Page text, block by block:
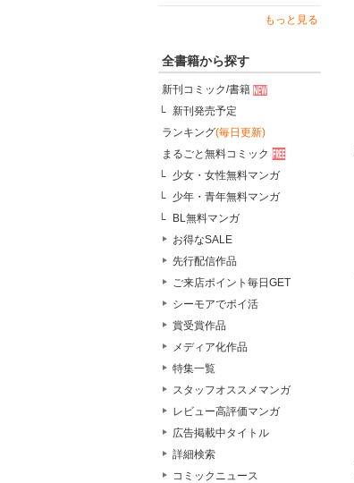
もっと見る
全書籍から探す
新刊コミック/書籍
新刊発売予定
ランキング(毎日更新)
まるごと無料コミック
少女・女性無料マンガ
少年・青年無料マンガ
BL無料マンガ
お得なSALE
先行配信作品
ご来店ポイント毎日GET
シーモアでポイ活
賞受賞作品
メディア化作品
特集一覧
スタッフオススメマンガ
レビュー高評価マンガ
広告掲載中タイトル
詳細検索
コミックニュース